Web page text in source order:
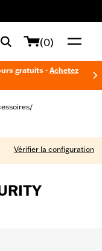
(0)
gratuits - Achetez
/
Vérifier la configuration